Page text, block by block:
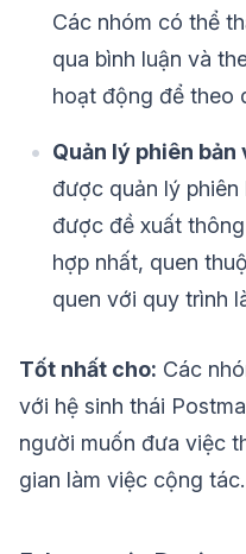
Các nhóm có thể
qua bình luận và
hoạt động để theo
Quản lý phiên bản
được quản lý
được đề xuất
hợp nhất, quen
quen với quy trình
Tốt nhất cho: Các
với hệ sinh thái
người muốn đưa việc
gian làm việc cộng tác.